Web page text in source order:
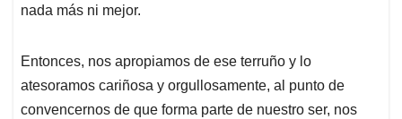
nada más ni mejor.
Entonces, nos apropiamos de ese terruño y lo
atesoramos cariñosa y orgullosamente, al punto de
convencernos de que forma parte de nuestro ser, nos